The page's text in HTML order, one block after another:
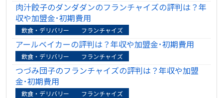
肉汁餃子のダンダダンのフランチャイズの評判は？年
収や加盟金･初期費用
飲食・デリバリー フランチャイズ
アールベイカーの評判は？年収や加盟金･初期費用
飲食・デリバリー フランチャイズ
つづみ団子のフランチャイズの評判は？年収や加盟
金･初期費用
飲食・デリバリー フランチャイズ